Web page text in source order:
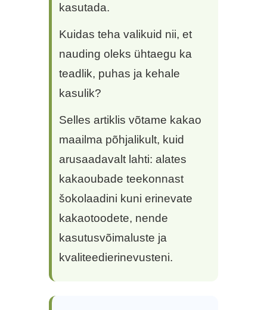
kasutada.
Kuidas teha valikuid nii, et
nauding oleks ühtaegu ka
teadlik, puhas ja kehale
kasulik?
Selles artiklis võtame kakao
maailma põhjalikult, kuid
arusaadavalt lahti: alates
kakaoubade teekonnast
šokolaadini kuni erinevate
kakaotoodete, nende
kasutusvõimaluste ja
kvaliteedierinevusteni.